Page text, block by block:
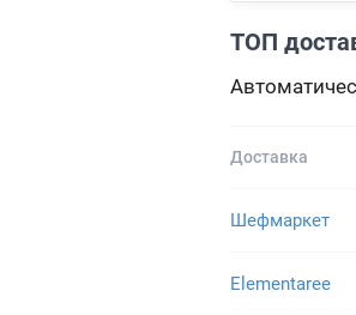
ТОП
Доставка
Шефмаркет
Elementaree